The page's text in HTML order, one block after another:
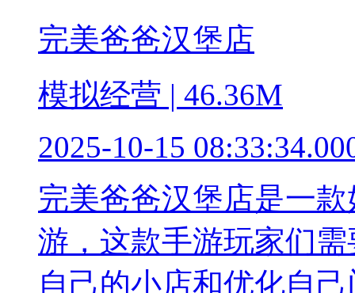
完美爸爸汉堡店
模拟经营 | 46.36M
2025-10-15
完美爸爸汉堡店是一
游，这款手游玩家们
自己的小店和优化自